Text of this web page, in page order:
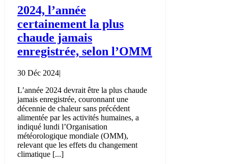
2024, l’année
certainement la plus
chaude jamais
enregistrée, selon l’OMM
30 Déc 2024|
L’année 2024 devrait être la plus chaude
jamais enregistrée, couronnant une
décennie de chaleur sans précédent
alimentée par les activités humaines, a
indiqué lundi l’Organisation
météorologique mondiale (OMM),
relevant que les effets du changement
climatique [...]